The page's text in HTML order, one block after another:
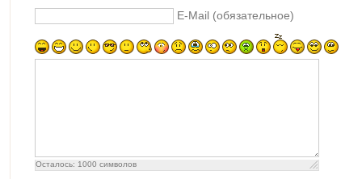
E-Mail (обязательное)
Осталось: 1000 символов